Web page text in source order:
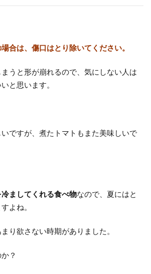
合は、傷口はとり除いてください。
うと形が崩れるので、気にしない人は
と思います。
ですが、煮たトマトもまた美味しいで
ましてくれる食べ物なので、夏にはと
よね。
り欲さない時期がありました。
？